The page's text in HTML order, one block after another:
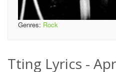
Genres: Rock
Tting Lyrics -